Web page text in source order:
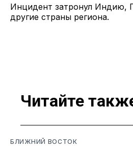
Инцидент затронул Индию,
другие страны региона.
Читайте
БЛИЖНИЙ ВОСТОК